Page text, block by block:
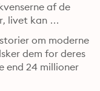
af de
livet kan
om moderne
dem for deres
end 24 millioner